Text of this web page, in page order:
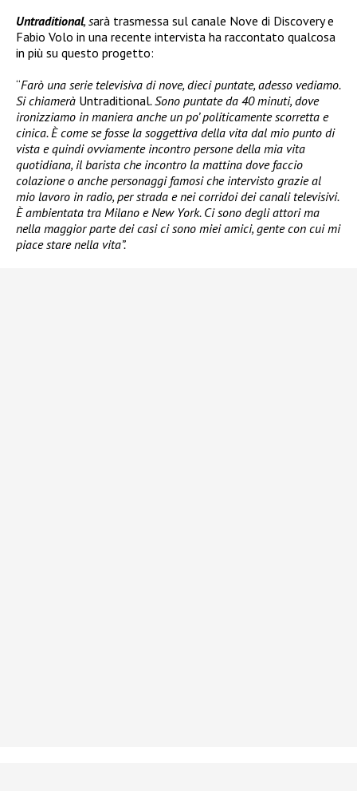
Untraditional, sarà trasmessa sul canale Nove di Discovery e
Fabio Volo in una recente intervista ha raccontato qualcosa
in più su questo progetto:
“Farò una serie televisiva di nove, dieci puntate, adesso vediamo.
Si chiamerà Untraditional. Sono puntate da 40 minuti, dove
ironizziamo in maniera anche un po’ politicamente scorretta e
cinica. È come se fosse la soggettiva della vita dal mio punto di
vista e quindi ovviamente incontro persone della mia vita
quotidiana, il barista che incontro la mattina dove faccio
colazione o anche personaggi famosi che intervisto grazie al
mio lavoro in radio, per strada e nei corridoi dei canali televisivi.
È ambientata tra Milano e New York. Ci sono degli attori ma
nella maggior parte dei casi ci sono miei amici, gente con cui mi
piace stare nella vita”.